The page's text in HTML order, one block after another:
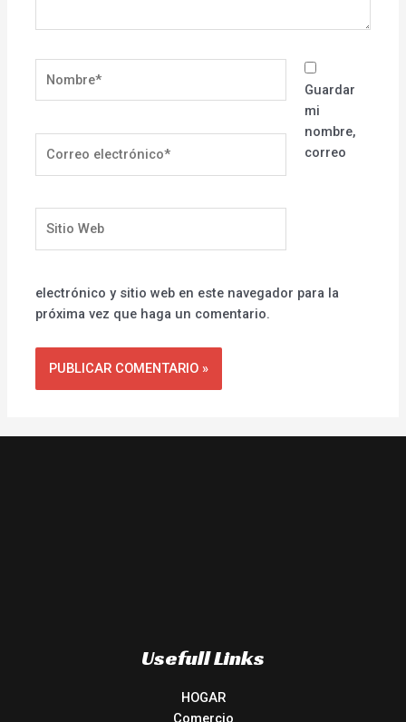
electrónico*
Web
Guardar
mi
nombre,
correo
electrónico y sitio web en este navegador para la
próxima vez que haga un comentario.
Usefull Links
HOGAR
Comercio